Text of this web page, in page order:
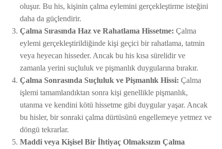
oluşur. Bu his, kişinin çalma eylemini gerçekleştirme isteğini
daha da güçlendirir.
Çalma Sırasında Haz ve Rahatlama Hissetme: Çalma
eylemi gerçekleştirildiğinde kişi geçici bir rahatlama, tatmin
veya heyecan hisseder. Ancak bu his kısa sürelidir ve
zamanla yerini suçluluk ve pişmanlık duygularına bırakır.
Çalma Sonrasında Suçluluk ve Pişmanlık Hissi: Çalma
işlemi tamamlandıktan sonra kişi genellikle pişmanlık,
utanma ve kendini kötü hissetme gibi duygular yaşar. Ancak
bu hisler, bir sonraki çalma dürtüsünü engellemeye yetmez ve
döngü tekrarlar.
Maddi veya Kişisel Bir İhtiyaç Olmaksızın Çalma